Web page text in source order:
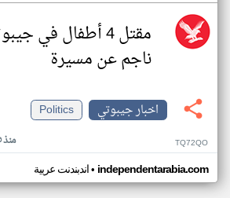
مقتل 4 أطفال في
ناجم عن مسيرة
اخبار جيبوتي
Politics
منذ ٥ أشهر TQ72QO
اندبندنت عربية• independentarabia.com